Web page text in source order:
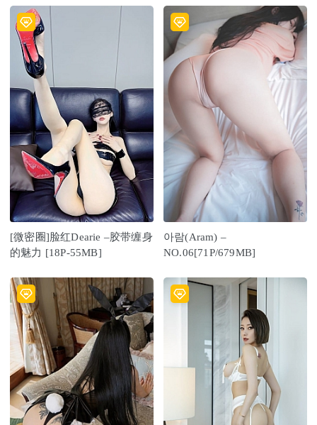
[微密圈]脸红Dearie –胶带缠身
的魅力 [18P-55MB]
아람(Aram) –
NO.06[71P/679MB]